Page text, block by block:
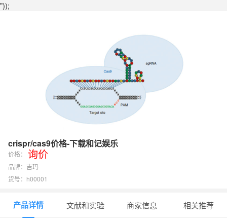
"));
crispr/cas9价格-下载和记娱乐
价格： 询价
品牌：吉玛
货号：h00001
产品详情 文献和实验 商家信息 相关推荐